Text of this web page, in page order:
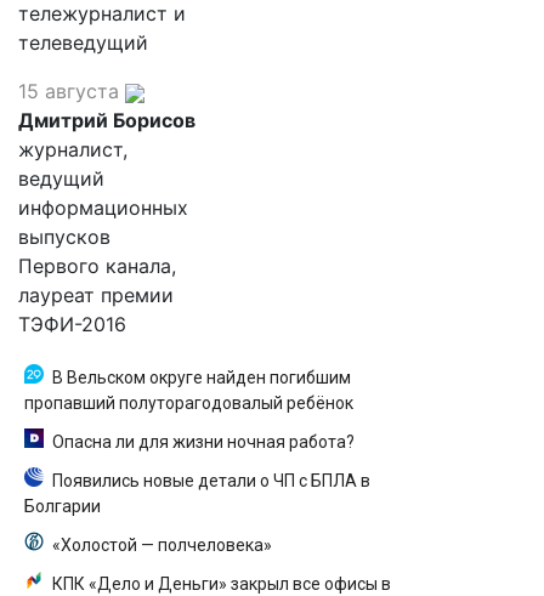
тележурналист и
телеведущий
15 августа
Дмитрий Борисов
журналист,
ведущий
информационных
выпусков
Первого канала,
лауреат премии
ТЭФИ-2016
В Вельском округе найден погибшим
пропавший полуторагодовалый ребёнок
Опасна ли для жизни ночная работа?
Появились новые детали о ЧП с БПЛА в
Болгарии
«Холостой — полчеловека»
КПК «Дело и Деньги» закрыл все офисы в